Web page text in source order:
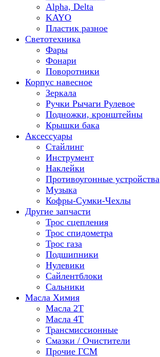
Alpha, Delta
KAYO
Пластик разное
Светотехника
Фары
Фонари
Поворотники
Корпус навесное
Зеркала
Ручки Рычаги Рулевое
Подножки, кронштейны
Крышки бака
Аксессуары
Стайлинг
Инструмент
Наклейки
Противоугонные устройства
Музыка
Кофры-Сумки-Чехлы
Другие запчасти
Трос сцепления
Трос спидометра
Трос газа
Подшипники
Нулевики
Сайлентблоки
Сальники
Масла Химия
Масла 2Т
Масла 4Т
Трансмиссионные
Смазки / Очистители
Прочие ГСМ